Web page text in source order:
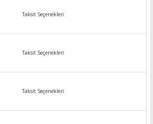
Taksit Seçenekleri
Taksit Seçenekleri
Taksit Seçenekleri